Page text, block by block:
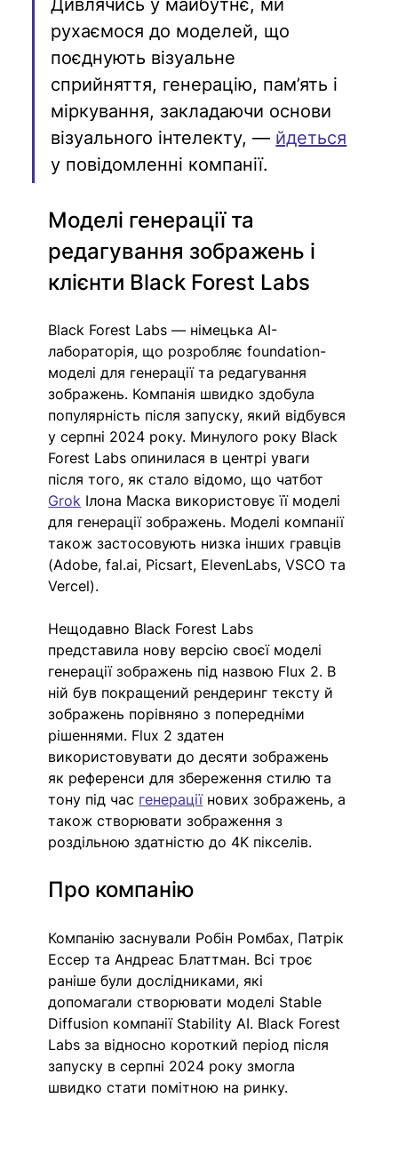
Дивлячись у майбутнє, ми
рухаємося до моделей, що
поєднують візуальне
сприйняття, генерацію, пам’ять і
міркування, закладаючи основи
візуального інтелекту, — йдеться
у повідомленні компанії.
Моделі генерації та
редагування зображень і
клієнти Black Forest Labs
Black Forest Labs — німецька AI-
лабораторія, що розробляє foundation-
моделі для генерації та редагування
зображень. Компанія швидко здобула
популярність після запуску, який відбувся
у серпні 2024 року. Минулого року Black
Forest Labs опинилася в центрі уваги
після того, як стало відомо, що чатбот
Grok Ілона Маска використовує її моделі
для генерації зображень. Моделі компанії
також застосовують низка інших гравців
(Adobe, fal.ai, Picsart, ElevenLabs, VSCO та
Vercel).
Нещодавно Black Forest Labs
представила нову версію своєї моделі
генерації зображень під назвою Flux 2. В
ній був покращений рендеринг тексту й
зображень порівняно з попередніми
рішеннями. Flux 2 здатен
використовувати до десяти зображень
як референси для збереження стилю та
тону під час генерації нових зображень, а
також створювати зображення з
роздільною здатністю до 4K пікселів.
Про компанію
Компанію заснували Робін Ромбах, Патрік
Ессер та Андреас Блаттман. Всі троє
раніше були дослідниками, які
допомагали створювати моделі Stable
Diffusion компанії Stability AI. Black Forest
Labs за відносно короткий період після
запуску в серпні 2024 року змогла
швидко стати помітною на ринку.